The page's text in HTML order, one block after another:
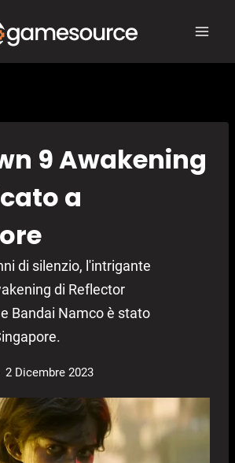
9 Awakening
a
di silenzio, l'intrigante
di Reflector
Bandai Namco è stato
2 Dicembre 2023